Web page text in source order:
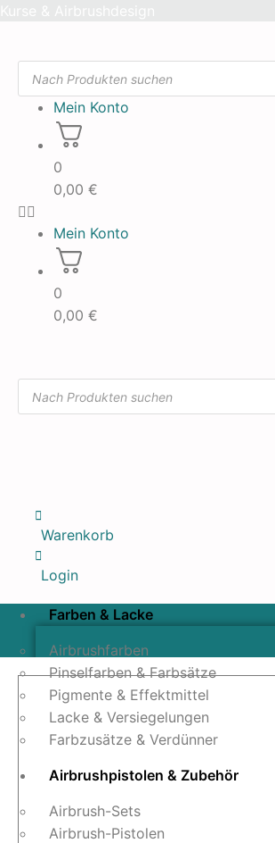
Products
search
Mein Konto
0
0,00 €
Mein Konto
0
0,00 €
Products
search
Warenkorb
Login
Farben & Lacke
Airbrushfarben
Pinselfarben & Farbsätze
Pigmente & Effektmittel
Lacke & Versiegelungen
Farbzusätze & Verdünner
Airbrushpistolen & Zubehör
Airbrush-Sets
Airbrush-Pistolen